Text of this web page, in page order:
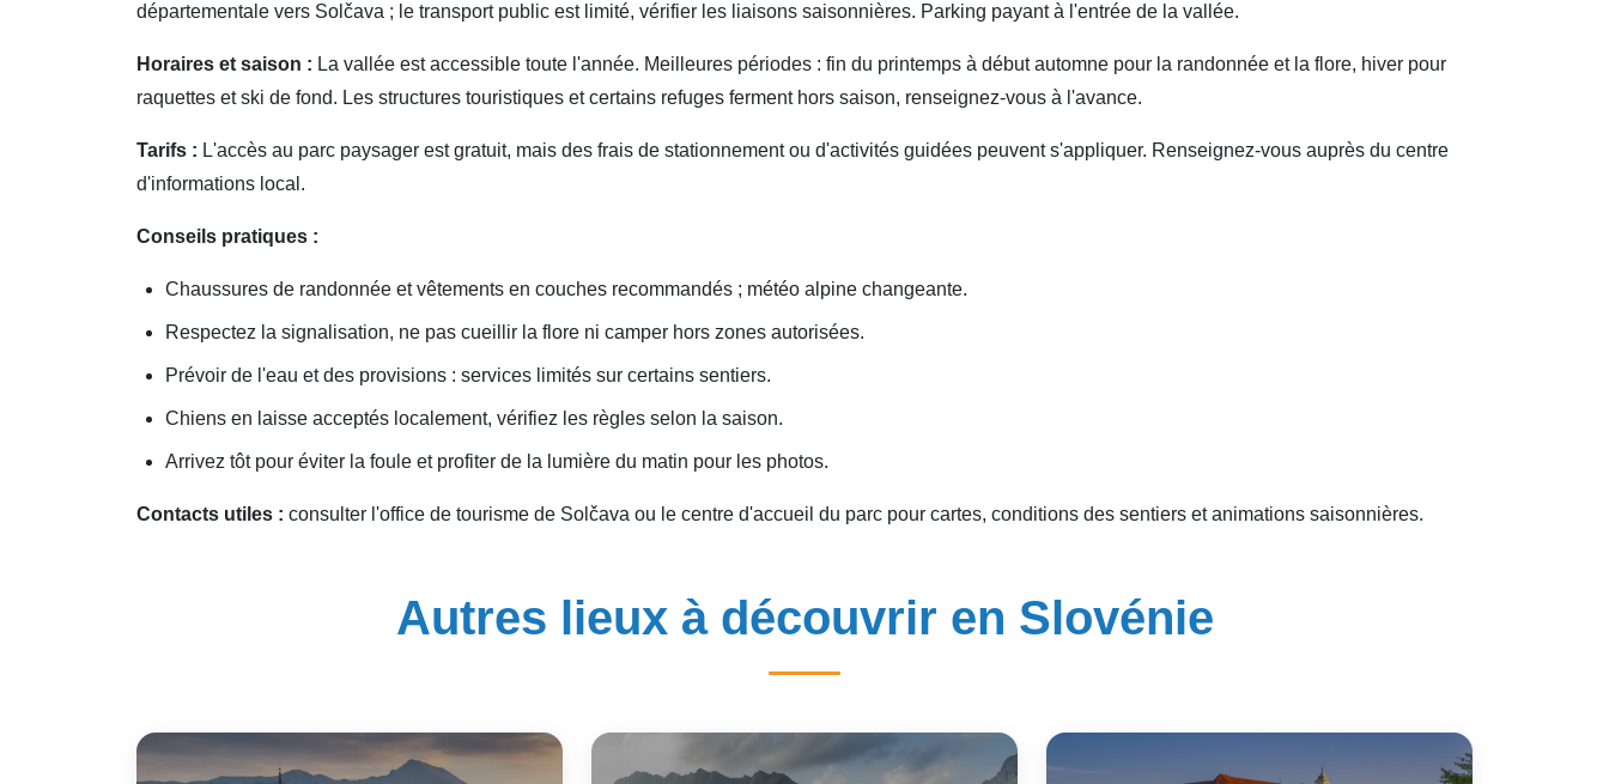
départementale vers Solčava ; le transport public est limité, vérifier les liaisons saisonnières. Parking payant à l'entrée de la vallée.
Horaires et saison : La vallée est accessible toute l'année. Meilleures périodes : fin du printemps à début automne pour la randonnée et la flore, hiver pour
raquettes et ski de fond. Les structures touristiques et certains refuges ferment hors saison, renseignez-vous à l'avance.
Tarifs : L'accès au parc paysager est gratuit, mais des frais de stationnement ou d'activités guidées peuvent s'appliquer. Renseignez-vous auprès du centre
d'informations local.
Conseils pratiques :
Chaussures de randonnée et vêtements en couches recommandés ; météo alpine changeante.
Respectez la signalisation, ne pas cueillir la flore ni camper hors zones autorisées.
Prévoir de l'eau et des provisions : services limités sur certains sentiers.
Chiens en laisse acceptés localement, vérifiez les règles selon la saison.
Arrivez tôt pour éviter la foule et profiter de la lumière du matin pour les photos.
Contacts utiles : consulter l'office de tourisme de Solčava ou le centre d'accueil du parc pour cartes, conditions des sentiers et animations saisonnières.
Autres lieux à découvrir en Slovénie